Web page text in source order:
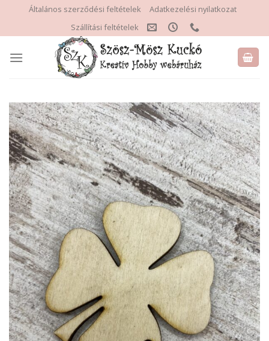
content
Általános szerződési feltételek
Adatkezelési nyilatkozat
Szállítási feltételek